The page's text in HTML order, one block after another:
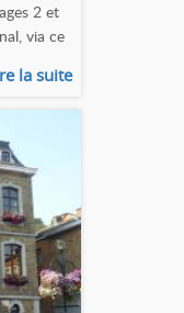
2 et
via ce
la suite